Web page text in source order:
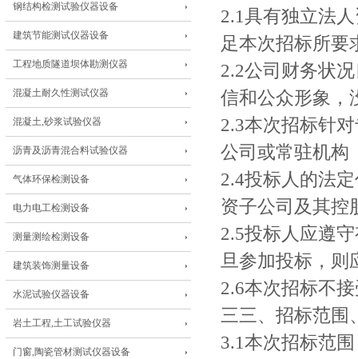
钢结构检测试验仪器设备
建筑节能测试仪器设备
工程地质隧道坝体勘测仪器
混凝土耐久性测试仪器
混凝土,砂浆试验仪器
沥青及沥青混合料试验仪器
气体环保检测设备
电力电工检测设备
测量测绘检测设备
建筑装饰测量设备
水泥试验仪器设备
岩土工程,土工试验仪器
门窗,陶瓷管材测试仪器设备
2.1具有独立法
足本次招标所
2.2公司财务状
信和公众形象，
2.3本次招标针
公司或常驻机构
2.4投标人的法
资子公司及其控
2.5投标人应遵
旦参加投标，则
2.6本次招标不
三三、招标范
3.1本次招标范